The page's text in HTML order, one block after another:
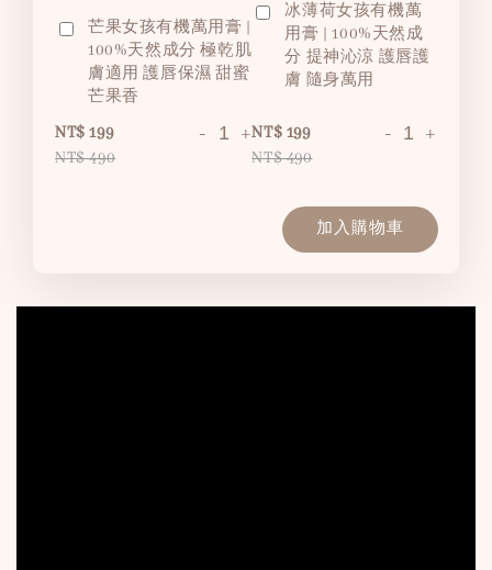
芒果女孩有機萬用膏 |
100%天然成分 極乾肌
膚適用 護唇保濕 甜蜜
芒果香
NT$ 199
NT$ 490
- +
冰薄荷女孩有機萬
用膏 | 100%天然成
分 提神沁涼 護唇護
膚 隨身萬用
NT$ 199
NT$ 490
- +
加入購物車